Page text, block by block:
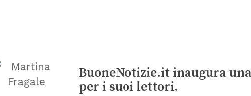
BuoneNotizie.it inaugura
per i suoi lettori.